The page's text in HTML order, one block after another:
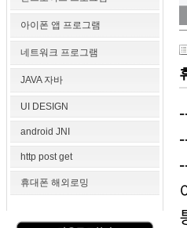
아이폰 앱 프로그램
네트워크 프로그램
JAVA 자바
UI DESIGN
android JNI
http post get
휴대폰 해외로밍